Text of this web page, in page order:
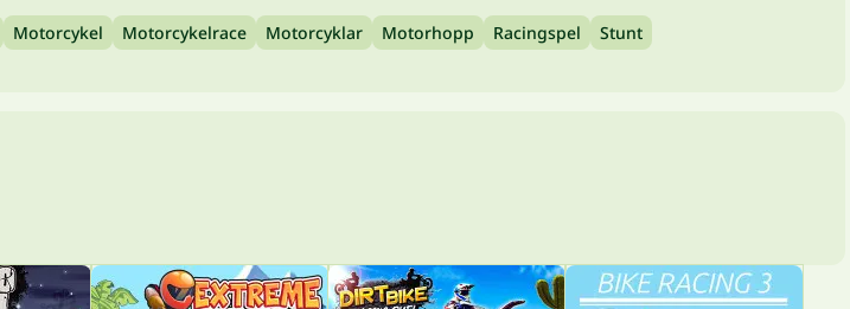
Motorcykel Motorcykelrace Motorcyklar Motorhopp Racingspel Stunt